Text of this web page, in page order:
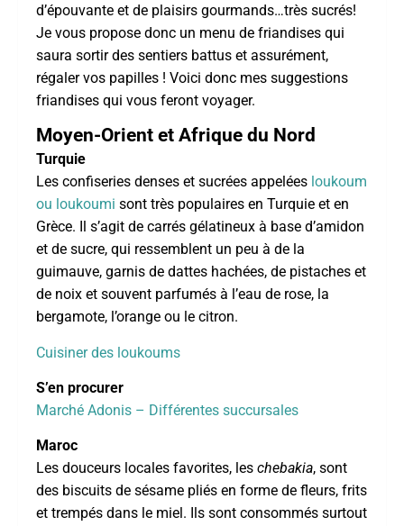
d’épouvante et de plaisirs gourmands…très sucrés!
Je vous propose donc un menu de friandises qui
saura sortir des sentiers battus et assurément,
régaler vos papilles ! Voici donc mes suggestions
friandises qui vous feront voyager.
Moyen-Orient et Afrique du Nord
Turquie
Les confiseries denses et sucrées appelées loukoum
ou loukoumi sont très populaires en Turquie et en
Grèce. Il s’agit de carrés gélatineux à base d’amidon
et de sucre, qui ressemblent un peu à de la
guimauve, garnis de dattes hachées, de pistaches et
de noix et souvent parfumés à l’eau de rose, la
bergamote, l’orange ou le citron.
Cuisiner des loukoums
S’en procurer
Marché Adonis – Différentes succursales
Maroc
Les douceurs locales favorites, les chebakia, sont
des biscuits de sésame pliés en forme de fleurs, frits
et trempés dans le miel. Ils sont consommés surtout